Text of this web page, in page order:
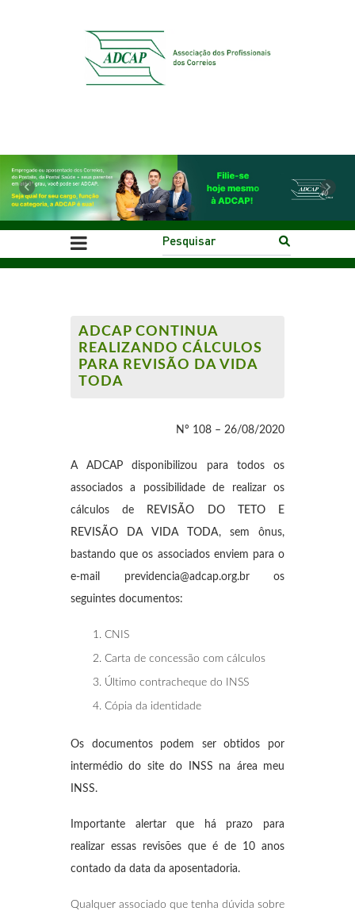
Previous Next
ADCAP CONTINUA
REALIZANDO CÁLCULOS
PARA REVISÃO DA VIDA
TODA
Nº 108 – 26/08/2020
A ADCAP disponibilizou para todos os
associados a possibilidade de realizar os
cálculos de
REVISÃO DO TETO E
REVISÃO DA VIDA TODA, sem ônus,
bastando que os associados enviem para o
e-mail previdencia@adcap.org.br os
seguintes documentos:
CNIS
Carta de concessão com cálculos
Último contracheque do INSS
Cópia da identidade
Os documentos podem ser obtidos por
intermédio do site do INSS na área meu
INSS.
Importante alertar que há prazo para
realizar essas revisões que é de 10 anos
contado da data da aposentadoria.
Qualquer associado que tenha dúvida sobre